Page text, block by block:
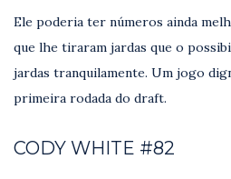
Ele poderia ter números ainda
que lhe tiraram jardas que o
jardas tranquilamente. Um jogo
primeira rodada do draft.
CODY WHITE #82